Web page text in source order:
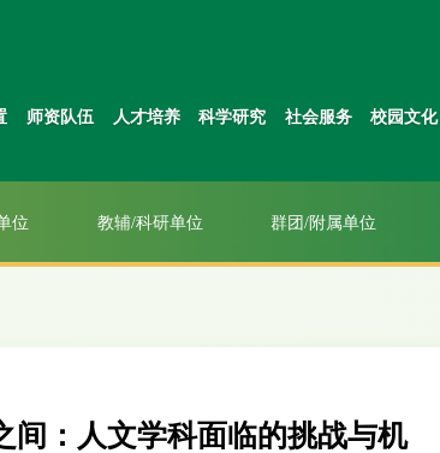
师资队伍 人才培养 科学研究 社会服务 校园文化
位 教辅/科研单位 群团/附属单位
间：人文学科面临的挑战与机